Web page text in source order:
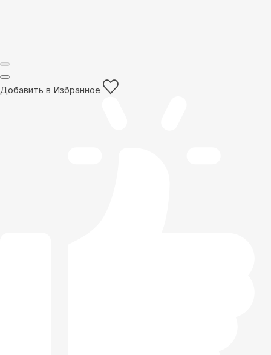
Добавить в Избранное